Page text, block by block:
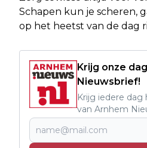
Schapen kun je scheren,
op het heetst van de dag
Krijg onze
Nieuwsbrief!
Krijg iedere
van Arnhem